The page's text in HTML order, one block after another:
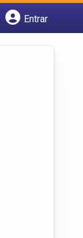
Entrar